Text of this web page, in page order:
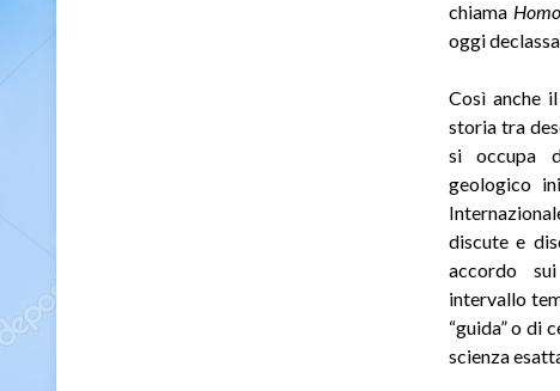
chiama
oggi
Così anche
storia tra
si occupa
geologico
discute e
accordo
intervallo
“guida” o di
scienza